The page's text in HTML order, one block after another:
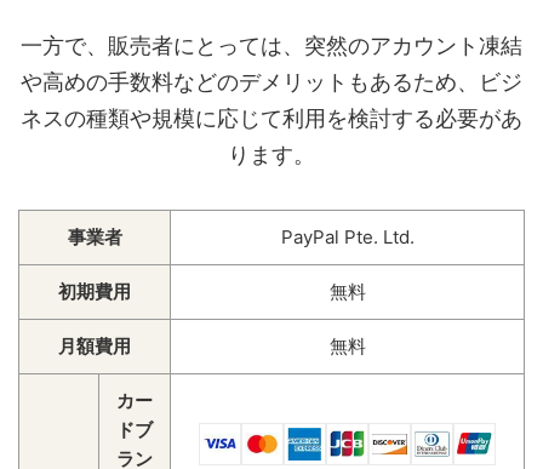
一方で、販売者にとっては、突然のアカウント凍結
や高めの手数料などのデメリットもあるため、ビジ
ネスの種類や規模に応じて利用を検討する必要があ
ります。
事業者 PayPal Pte. Ltd.
初期費用 無料
月額費用 無料
カー
ドブ
ラン